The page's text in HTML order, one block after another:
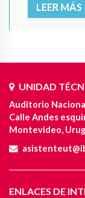
LEER MÁS
UNIDAD
Auditorio
Calle Andes
Montevideo,
ENLACES DE